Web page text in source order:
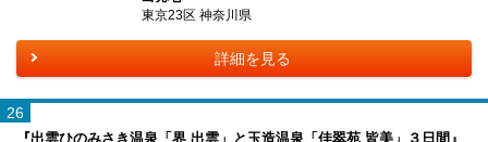
東京23区 神奈川県
詳細を見る
26
『出雲ひのみさき温泉「界 出雲」と玉造温泉「佳翠苑 皆美」３日間』